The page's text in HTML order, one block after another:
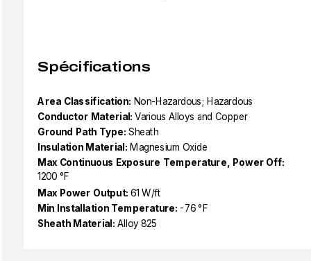
Spécifications
Area Classification: Non-Hazardous; Hazardous
Conductor Material: Various Alloys and Copper
Ground Path Type: Sheath
Insulation Material: Magnesium Oxide
Max Continuous Exposure Temperature, Power Off:
1200 °F
Max Power Output: 61 W/ft
Min Installation Temperature: -76 °F
Sheath Material: Alloy 825